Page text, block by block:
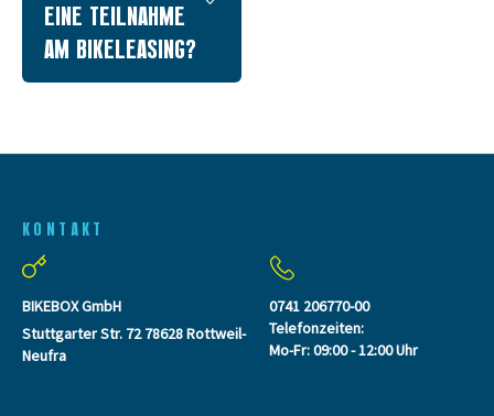
EINE TEILNAHME
AM BIKELEASING?
KONTAKT
BIKEBOX GmbH
Stuttgarter Str. 72 78628 Rottweil-
Neufra
0741 206770-00
Telefonzeiten:
Mo-Fr: 09:00 - 12:00 Uhr